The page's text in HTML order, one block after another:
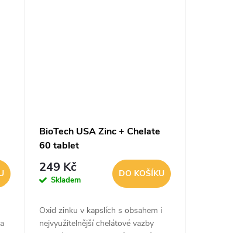
BioTech USA Zinc + Chelate
60 tablet
249 Kč
Skladem
DO KOŠÍKU
Oxid zinku v kapslích s obsahem i
nejvyužitelnější chelátové vazby